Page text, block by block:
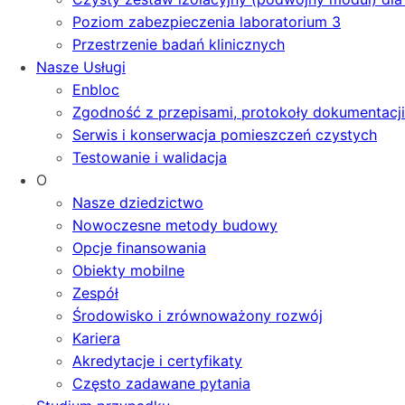
Poziom zabezpieczenia laboratorium 3
Przestrzenie badań klinicznych
Nasze Usługi
Enbloc
Zgodność z przepisami, protokoły
Serwis i konserwacja pomieszczeń czystych
Testowanie i walidacja
O
Nasze dziedzictwo
Nowoczesne metody budowy
Opcje finansowania
Obiekty mobilne
Zespół
Środowisko i zrównoważony rozwój
Kariera
Akredytacje i certyfikaty
Często zadawane pytania